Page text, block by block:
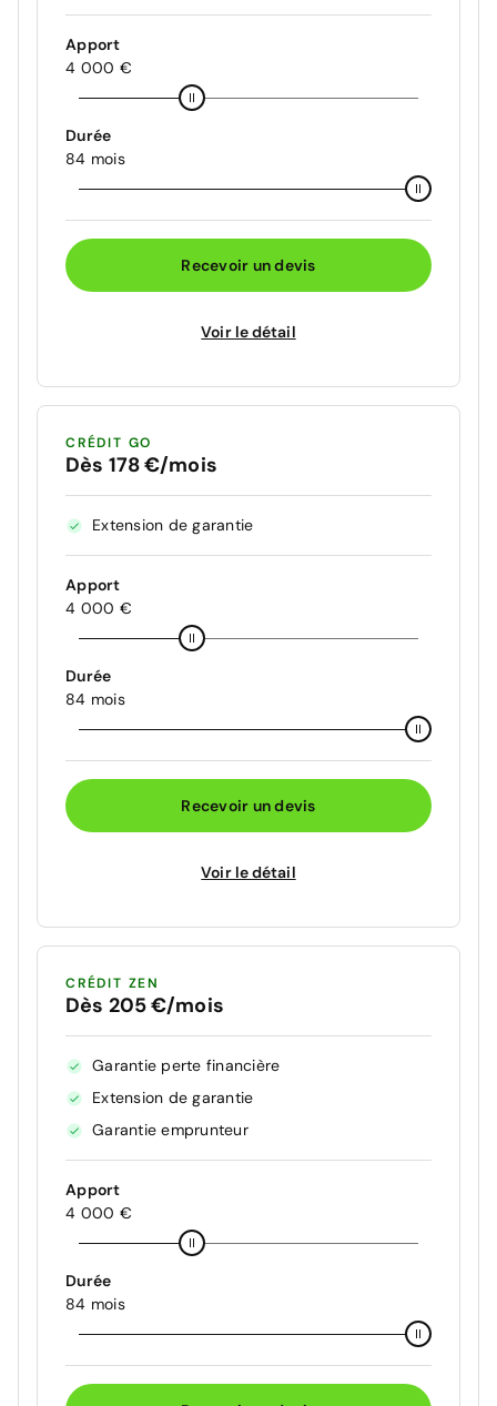
Apport
4 000 €
Durée
84 mois
Recevoir un devis
Voir le détail
CRÉDIT GO
Dès 178 €/mois
Extension de garantie
Apport
4 000 €
Durée
84 mois
Recevoir un devis
Voir le détail
CRÉDIT ZEN
Dès 205 €/mois
Garantie perte financière
Extension de garantie
Garantie emprunteur
Apport
4 000 €
Durée
84 mois